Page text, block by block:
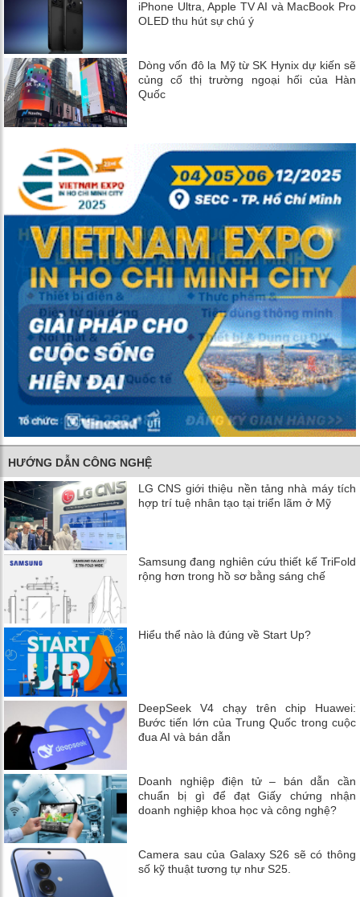
iPhone Ultra, Apple TV AI và MacBook Pro
OLED thu hút sự chú ý
Dòng vốn đô la Mỹ từ SK Hynix dự kiến ​​sẽ
củng cố thị trường ngoại hối của Hàn
Quốc
HƯỚNG DẪN CÔNG NGHỆ
LG CNS giới thiệu nền tảng nhà máy tích
hợp trí tuệ nhân tạo tại triển lãm ở Mỹ
Samsung đang nghiên cứu thiết kế TriFold
rộng hơn trong hồ sơ bằng sáng chế
Hiểu thể nào là đúng về Start Up?
DeepSeek V4 chạy trên chip Huawei:
Bước tiến lớn của Trung Quốc trong cuộc
đua AI và bán dẫn
Doanh nghiệp điện tử – bán dẫn cần
chuẩn bị gì để đạt Giấy chứng nhận
doanh nghiệp khoa học và công nghệ?
Camera sau của Galaxy S26 sẽ có thông
số kỹ thuật tương tự như S25.